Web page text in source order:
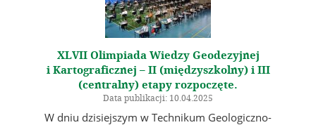
XLVII Olimpiada Wiedzy Geodezyjnej
i Kartograficznej – II (międzyszkolny) i III
(centralny) etapy rozpoczęte.
Data publikacji: 10.04.2025
W dniu dzisiejszym w Technikum Geologiczno-